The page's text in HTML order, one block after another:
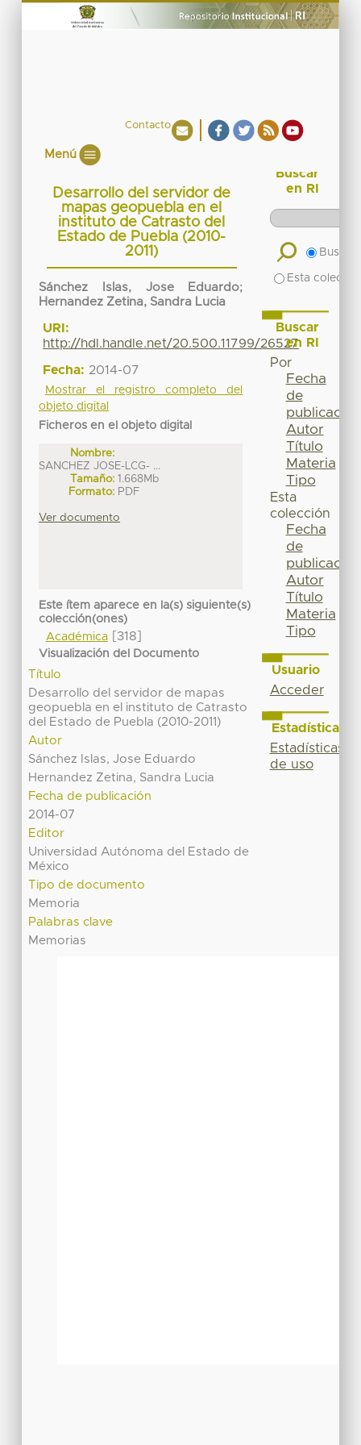
Contacto
Menú
Desarrollo del servidor de
mapas geopuebla en el
instituto de Catrasto del
Estado de Puebla (2010-
2011)
Sánchez Islas, Jose Eduardo;
Hernandez Zetina, Sandra Lucia
URI:
http://hdl.handle.net/20.500.11799/26527
Fecha: 2014-07
Mostrar el registro completo del
objeto digital
Ficheros en el objeto digital
Nombre:
SANCHEZ JOSE-LCG- ...
Tamaño: 1.668Mb
Formato: PDF
Ver documento
Este ítem aparece en la(s) siguiente(s)
colección(ones)
Académica[318]
Visualización del Documento
Título
Desarrollo del servidor de mapas
geopuebla en el instituto de Catrasto
del Estado de Puebla (2010-2011)
Autor
Sánchez Islas, Jose Eduardo
Hernandez Zetina, Sandra Lucia
Fecha de publicación
2014-07
Editor
Universidad Autónoma del Estado de
México
Tipo de documento
Memoria
Palabras clave
Memorias
Buscar
en RI
Buscar
Esta
Buscar
en RI
Por
Fecha
de
publicación
Autor
Título
Materia
Tipo
Esta
colección
Fecha
de
publicación
Autor
Título
Materia
Tipo
Usuario
Acceder
Estadísticas
Estadísticas
de uso